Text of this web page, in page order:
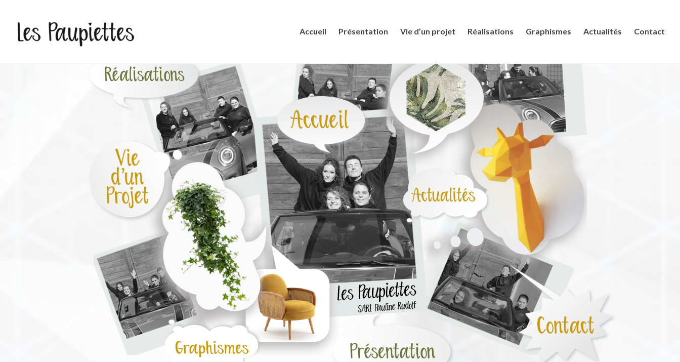
Pauline Rudolf
Accueil Présentation Vie d’un projet Réalisations Graphismes Actualités Contact